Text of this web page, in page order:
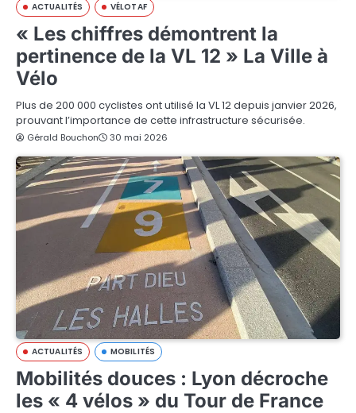
ACTUALITÉS VÉLOTAF
« Les chiffres démontrent la
pertinence de la VL 12 » La Ville à
Vélo
Plus de 200 000 cyclistes ont utilisé la VL 12 depuis janvier 2026,
prouvant l’importance de cette infrastructure sécurisée.
Gérald Bouchon 30 mai 2026
ACTUALITÉS MOBILITÉS
Mobilités douces : Lyon décroche
les « 4 vélos » du Tour de France